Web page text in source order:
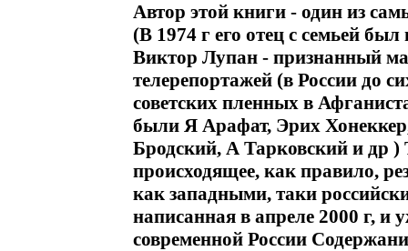
Автор этой книги - один из
(В 1974 г его отец с семьей
Виктор Лупан - признанный
телерепортажей (в России до
советских пленных в
были Я Арафат, Эрих
Бродский, А Тарковский и др
происходящее, как правило,
как западными, таки
написанная в апреле 2000 г,
современной России